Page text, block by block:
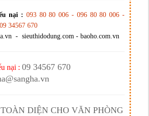
nại : 093 80 80 006 - 096 80 80 006 -
34567 670
- sieuthidodung.com - baoho.com.vn
nại : 09 34567 670
DIỆN CHO VĂN PHÒNG